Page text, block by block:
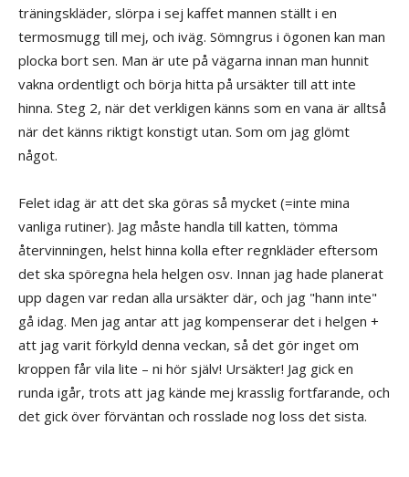
träningskläder, slörpa i sej kaffet mannen ställt i en
termosmugg till mej, och iväg. Sömngrus i ögonen kan man
plocka bort sen. Man är ute på vägarna innan man hunnit
vakna ordentligt och börja hitta på ursäkter till att inte
hinna. Steg 2, när det verkligen känns som en vana är alltså
när det känns riktigt konstigt utan. Som om jag glömt
något.
Felet idag är att det ska göras så mycket (=inte mina
vanliga rutiner). Jag måste handla till katten, tömma
återvinningen, helst hinna kolla efter regnkläder eftersom
det ska spöregna hela helgen osv. Innan jag hade planerat
upp dagen var redan alla ursäkter där, och jag "hann inte"
gå idag. Men jag antar att jag kompenserar det i helgen +
att jag varit förkyld denna veckan, så det gör inget om
kroppen får vila lite – ni hör själv! Ursäkter! Jag gick en
runda igår, trots att jag kände mej krasslig fortfarande, och
det gick över förväntan och rosslade nog loss det sista.